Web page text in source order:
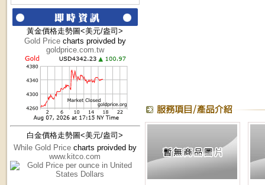
黃金價格走勢圖<美元/盎司>
Gold Pricecharts proivded by
goldprice.com.tw
白金價格走勢圖<美元/盎司>
While Gold Pricecharts proivded by
www.kitco.com